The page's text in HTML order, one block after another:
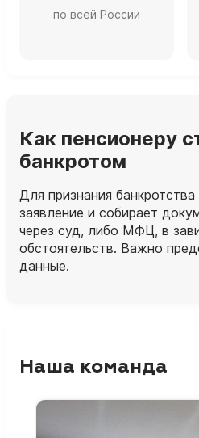
по всей России
Как пенсионеру
банкротом
Для признания
заявление и собирает
через суд, либо МФЦ, в
обстоятельств. Важно
данные.
Наша команда